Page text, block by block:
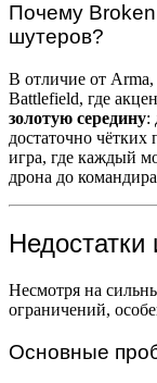
Почему Broken
шутеров?
В отличие от Arma,
Battlefield, где
золотую середину:
достаточно
игра, где каждый
дрона до
Несмотря на
ограничений,
Основные